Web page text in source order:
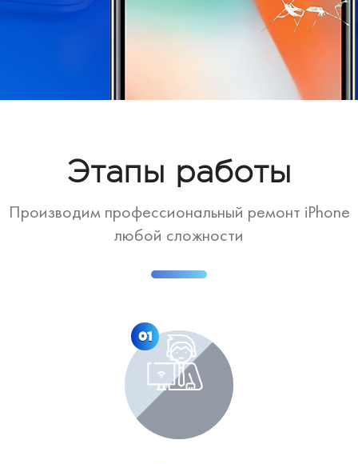
Этапы работы
Производим профессиональный ремонт iPhone
любой сложности
01